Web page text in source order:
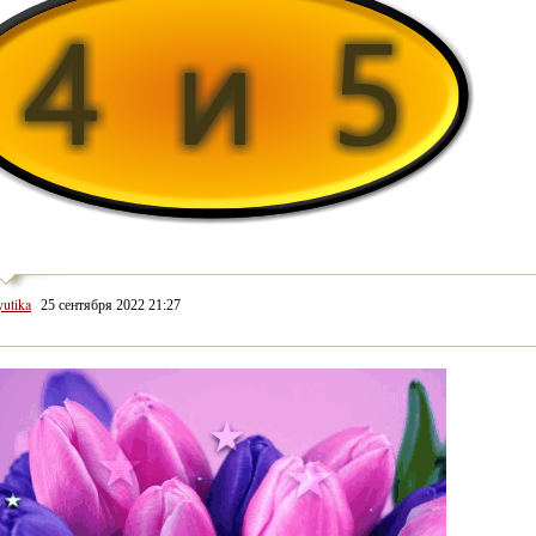
25 сентября 2022 21:27